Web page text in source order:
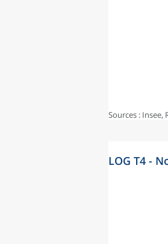
Sources : Insee,
LOG T4 -